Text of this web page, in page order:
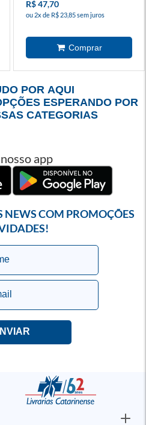
R$ 47,70
ou 2x de R$ 23,85 sem juros
POR AQUI
ESPERANDO POR
CATEGORIAS
app
NEWS COM PROMOÇÕES